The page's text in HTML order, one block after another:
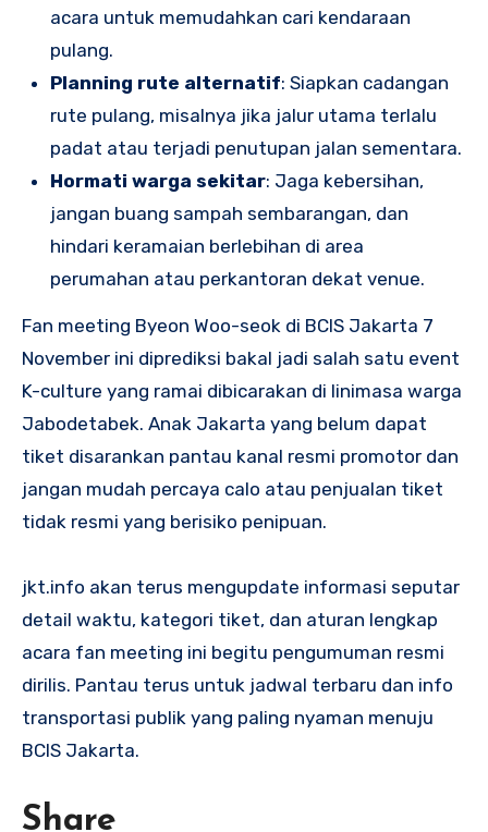
acara untuk memudahkan cari kendaraan
pulang.
Planning rute alternatif: Siapkan cadangan
rute pulang, misalnya jika jalur utama terlalu
padat atau terjadi penutupan jalan sementara.
Hormati warga sekitar: Jaga kebersihan,
jangan buang sampah sembarangan, dan
hindari keramaian berlebihan di area
perumahan atau perkantoran dekat venue.
Fan meeting Byeon Woo-seok di BCIS Jakarta 7
November ini diprediksi bakal jadi salah satu event
K-culture yang ramai dibicarakan di linimasa warga
Jabodetabek. Anak Jakarta yang belum dapat
tiket disarankan pantau kanal resmi promotor dan
jangan mudah percaya calo atau penjualan tiket
tidak resmi yang berisiko penipuan.
jkt.info akan terus mengupdate informasi seputar
detail waktu, kategori tiket, dan aturan lengkap
acara fan meeting ini begitu pengumuman resmi
dirilis. Pantau terus untuk jadwal terbaru dan info
transportasi publik yang paling nyaman menuju
BCIS Jakarta.
Share